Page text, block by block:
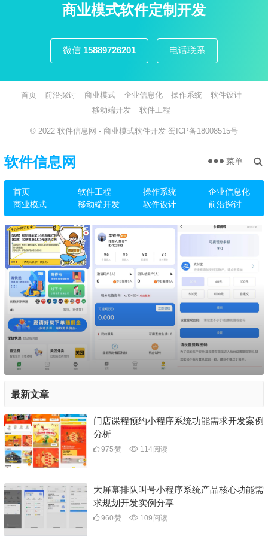
商业模式软件定制开发
微信 15889726201 电话联系
首页 前沿探讨 商业模式 企业信息化 操作系统
软件设计
移动端开发
软件工程
© 2022 软件信息网 - 商业模式软件开发 蜀ICP备18008515号
软件信息网
首页 软件工程 操作系统
企业信息化
商业模式
移动端开发 软件设计 前沿探讨
菜单
最新文章
门店课程预约小程序系统功能需求开发案例
分析
975赞 114阅读
大屏幕排队叫号小程序系统产品核心功能需
求规划开发实例分享
960赞 109 阅读